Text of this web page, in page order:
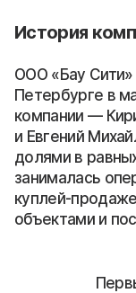
История
ООО «Бау Сити»
Петербурге в
компании —
и Евгений
долями в
занималась
куплей-
объектами и